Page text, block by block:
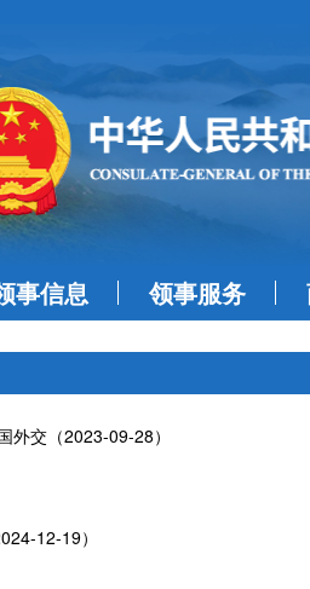
事信息 领事服务
外交（2023-09-28）
12-19）